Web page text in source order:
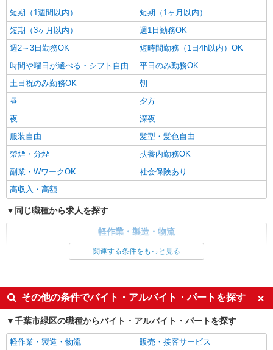
派遣社員
パーソルフィールドスタッフ株式会社 千葉・埼玉コーディネートセ
ンター（千葉）
オフィス家具の部材を運ぶ仕事
時給1,550円 【月収例】295,759円（21日就業/
残業20時間） ★交通費規定支給
千葉県千葉市緑区 ★車通勤可 無料Ｐあり！
詳細を見る
派遣社員
戦力エージェント株式会社
食品ピッキング
◆時給 1,600円 【月収例】 ★週5日フルタイ
円！ ☆交通費支給！ ☆家族手当・住宅手当も充実
♪ ☆日払い、週払いOK！ ※すべて当社規定あり
◆千葉県千葉市緑区
詳細を見る
◆時給 1,600円（22時〜翌５時は時給2,000
円） 【月収例】 302,400円 （1600円×4h＋2000円
×4h）×21日 ☆交通費支給！ ☆家族手当・住宅
手当も充実♪ ☆日払い、週払いOK！ ※すべて当社
◆千葉県千葉市緑区
短期（1週間以内）
短期（1ヶ月以内）
短期（3ヶ月以内）
週1日勤務OK
週2～3日勤務OK
短時間勤務（1日4h以内）OK
時間や曜日が選べる・シフト自由
平日のみ勤務OK
土日祝のみ勤務OK
朝
昼
夕方
夜
深夜
服装自由
髪型・髪色自由
禁煙・分煙
扶養内勤務OK
副業・WワークOK
社会保険あり
高収入・高額
同じ職種から求人を探す
軽作業・製造・物流
梱包・仕分け・ピッキング
未経験歓迎
大学生歓迎
ミドル（40代～）活躍中
日払い
短期（3ヶ月以内）
週1日勤務OK
週2～3日勤務OK
短時間勤務（1日4h以内）OK
関連する条件をもっと見る
その他の条件でバイト・アルバイト・パートを探す
千葉市緑区の職種からバイト・アルバイト・パートを探す
軽作業・製造・物流
販売・接客サービス